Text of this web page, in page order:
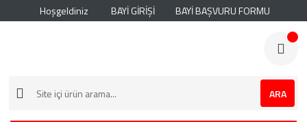
Hoşgeldiniz BAYİ GİRİŞİ BAYİ BAŞVURU FORMU
ARA